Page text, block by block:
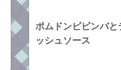
ポムドンビビンバと
ッシュソース